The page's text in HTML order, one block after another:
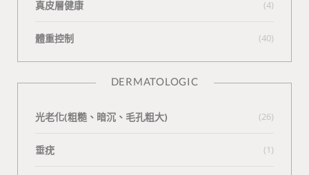
真皮層健康 (4)
體重控制 (40)
DERMATOLOGIC
光老化(粗糙、暗沉、毛孔粗大) (26)
垂疣 (1)